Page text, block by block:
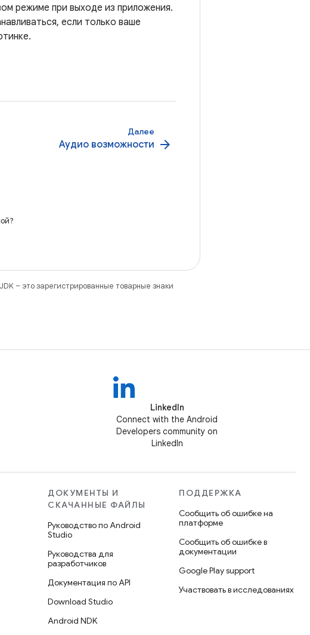
режиме при выходе из приложения.
если только ваше
Далее
Аудио возможности arrow_forward
– это зарегистрированные товарные знаки
LinkedIn
Connect with the Android
Developers community on
LinkedIn
ДОКУМЕНТЫ И
СКАЧАННЫЕ ФАЙЛЫ
Руководство по Android
Studio
Руководства для
разработчиков
Документация по API
Download Studio
Android NDK
ПОДДЕРЖКА
Сообщить об ошибке на
платформе
Сообщить об ошибке в
документации
Google Play support
Участвовать в исследованиях